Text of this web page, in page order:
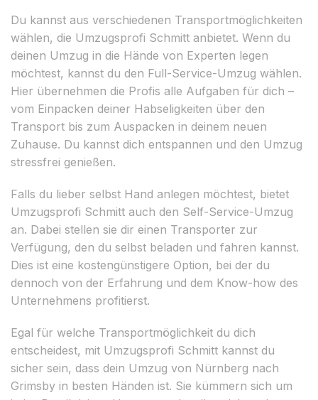
Du kannst aus verschiedenen Transportmöglichkeiten
wählen, die Umzugsprofi Schmitt anbietet. Wenn du
deinen Umzug in die Hände von Experten legen
möchtest, kannst du den Full-Service-Umzug wählen.
Hier übernehmen die Profis alle Aufgaben für dich –
vom Einpacken deiner Habseligkeiten über den
Transport bis zum Auspacken in deinem neuen
Zuhause. Du kannst dich entspannen und den Umzug
stressfrei genießen.
Falls du lieber selbst Hand anlegen möchtest, bietet
Umzugsprofi Schmitt auch den Self-Service-Umzug
an. Dabei stellen sie dir einen Transporter zur
Verfügung, den du selbst beladen und fahren kannst.
Dies ist eine kostengünstigere Option, bei der du
dennoch von der Erfahrung und dem Know-how des
Unternehmens profitierst.
Egal für welche Transportmöglichkeit du dich
entscheidest, mit Umzugsprofi Schmitt kannst du
sicher sein, dass dein Umzug von Nürnberg nach
Grimsby in besten Händen ist. Sie kümmern sich um